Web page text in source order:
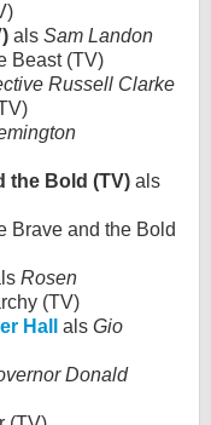
als Sam Landon
Beast (TV)
Russell Clarke
the Bold (TV) als
Brave and the Bold
Rosen
(TV)
Hall als Gio
Donald